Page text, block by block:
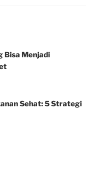
Bisa Menjadi
Sehat: 5 Strategi